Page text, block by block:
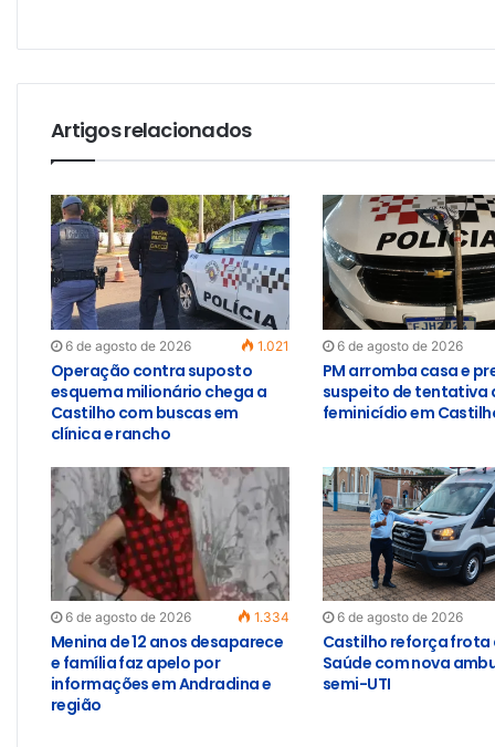
Artigos relacionados
6 de agosto de 2026 1.021
Operação contra suposto
esquema milionário chega a
Castilho com buscas em
clínica e rancho
6 de agosto de 2026
PM arromba casa e
suspeito de tentativa
feminicídio em
6 de agosto de 2026 1.334
Menina de 12 anos desaparece
e família faz apelo por
informações em Andradina e
região
6 de agosto de 2026
Castilho reforça frota
Saúde com nova
semi-UTI